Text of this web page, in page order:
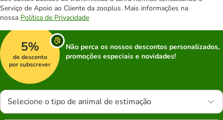
Serviço de Apoio ao Cliente da zooplus. Mais informações na
nossa Política de Privacidade
5%
de desconto
por subscrever
Não perca os nossos descontos personalizados,
promoções especiais e novidades!
Selecione o tipo de animal de estimação